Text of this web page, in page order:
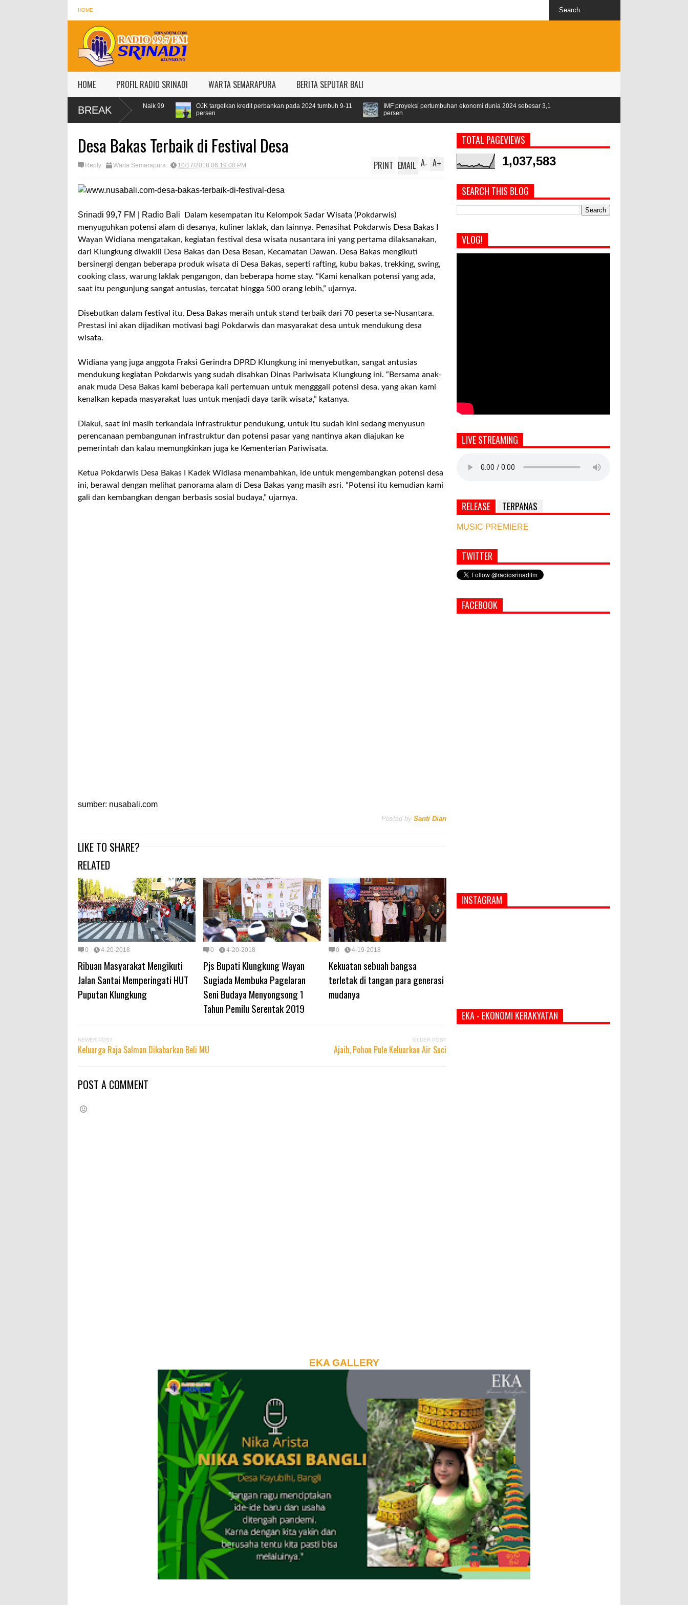
HOME
HOME PROFIL RADIO SRINADI WARTA SEMARAPURA BERITA SEPUTAR BALI
BREAK
Lebaran, Konsumsi Pertamax Naik 99
OJK targetkan kredit perbankan pada 2024 tumbuh 9-11
IMF proyeksi pertumbuhan ekonomi dunia 2024 sebesar 3,1
Desa Bakas Terbaik di Festival Desa
Reply Warta Semarapura 10/17/2018 06:19:00 PM A+
A-
PRINT EMAIL
Srinadi 99,7 FM | Radio Bali
Dalam kesempatan itu Kelompok Sadar Wisata (Pokdarwis)
menyuguhkan potensi alam di desanya, kuliner laklak, dan lainnya. Penasihat Pokdarwis Desa Bakas I
Wayan Widiana mengatakan, kegiatan festival desa wisata nusantara ini yang pertama dilaksanakan,
dari Klungkung diwakili Desa Bakas dan Desa Besan, Kecamatan Dawan. Desa Bakas mengikuti
bersinergi dengan beberapa produk wisata di Desa Bakas, seperti rafting, kubu bakas, trekking, swing,
cooking class, warung laklak pengangon, dan beberapa home stay. “Kami kenalkan potensi yang ada,
saat itu pengunjung sangat antusias, tercatat hingga 500 orang lebih,” ujarnya.
Disebutkan dalam festival itu, Desa Bakas meraih untuk stand terbaik dari 70 peserta se-Nusantara.
Prestasi ini akan dijadikan motivasi bagi Pokdarwis dan masyarakat desa untuk mendukung desa
wisata.
Widiana yang juga anggota Fraksi Gerindra DPRD Klungkung ini menyebutkan, sangat antusias
mendukung kegiatan Pokdarwis yang sudah disahkan Dinas Pariwisata Klungkung ini. “Bersama anak-
anak muda Desa Bakas kami beberapa kali pertemuan untuk mengggali potensi desa, yang akan kami
kenalkan kepada masyarakat luas untuk menjadi daya tarik wisata,” katanya.
Diakui, saat ini masih terkandala infrastruktur pendukung, untuk itu sudah kini sedang menyusun
perencanaan pembangunan infrastruktur dan potensi pasar yang nantinya akan diajukan ke
pemerintah dan kalau memungkinkan juga ke Kementerian Pariwisata.
Ketua Pokdarwis Desa Bakas I Kadek Widiasa menambahkan, ide untuk mengembangkan potensi desa
ini, berawal dengan melihat panorama alam di Desa Bakas yang masih asri. “Potensi itu kemudian kami
gali dan kembangkan dengan berbasis sosial budaya,” ujarnya.
sumber: nusabali.com
Posted by Santi Dian
LIKE TO SHARE?
RELATED
0 4-20-2018
Ribuan Masyarakat Mengikuti
Jalan Santai Memperingati HUT
Puputan Klungkung
0 4-20-2018
Pjs Bupati Klungkung Wayan
Sugiada Membuka Pagelaran
Seni Budaya Menyongsong 1
Tahun Pemilu Serentak 2019
0 4-19-2018
Kekuatan sebuah bangsa
terletak di tangan para generasi
mudanya
NEWER POST
Keluarga Raja Salman Dikabarkan Beli MU
OLDER POST
Ajaib, Pohon Pule Keluarkan Air Suci
POST A COMMENT
TOTAL PAGEVIEWS
1,037,583
SEARCH THIS BLOG
VLOG!
LIVE STREAMING
RELEASE TERPANAS
MUSIC PREMIERE
Simbol Persahabatan, RI Bangun Islamic Centre
di Afghanistan
Sustainability dan Kemanusiaan
TWITTER
FACEBOOK
INSTAGRAM
EKA - EKONOMI KERAKYATAN
EKA GALLERY